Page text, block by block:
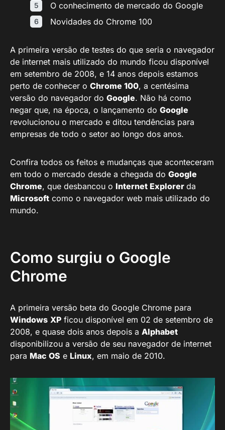
O conhecimento de mercado do Google
Novidades do Chrome 100
A primeira versão de testes do que seria o navegador
de internet mais utilizado do mundo ficou disponível
em setembro de 2008, e 14 anos depois estamos
perto de conhecer o Chrome 100, a centésima
versão do navegador do Google. Não há como
negar que, na época, o lançamento do Google
revolucionou o mercado e ditou tendências para
empresas de todo o setor ao longo dos anos.
Confira todos os feitos e mudanças que aconteceram
em todo o mercado desde a chegada do Google
Chrome, que desbancou o Internet Explorer da
Microsoft como o navegador web mais utilizado do
mundo.
Como surgiu o Google
Chrome
A primeira versão beta do Google Chrome para
Windows XP ficou disponível em 02 de setembro de
2008, e quase dois anos depois a Alphabet
disponibilizou a versão de seu navegador de internet
para Mac OS e Linux, em maio de 2010.